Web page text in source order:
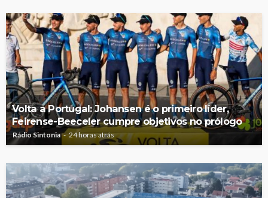
Volta a Portugal: Johansen é o primeiro líder,
Feirense-Beeceler cumpre objetivos no prólogo
Rádio Sintonia 24 horas atrás